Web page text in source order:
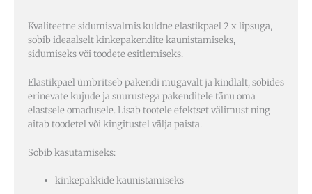
Kvaliteetne sidumisvalmis kuldne elastikpael 2 x lipsuga,
sobib ideaalselt kinkepakendite kaunistamiseks,
sidumiseks või toodete esitlemiseks.
Elastikpael ümbritseb pakendi mugavalt ja kindlalt, sobides
erinevate kujude ja suurustega pakenditele tänu oma
elastsele omadusele. Lisab tootele efektset välimust ning
aitab toodetel või kingitustel välja paista.
Sobib kasutamiseks:
kinkepakkide kaunistamiseks